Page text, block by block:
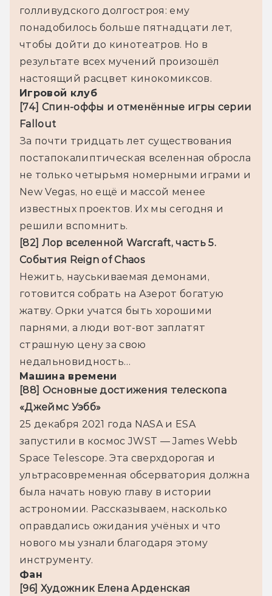
голливудского долгостроя: ему
понадобилось больше пятнадцати лет,
чтобы дойти до кинотеатров. Но в
результате всех мучений произошёл
настоящий расцвет кинокомиксов.
Игровой клуб
[74] Спин-оффы и отменённые игры серии
Fallout
За почти тридцать лет существования
постапокалиптическая вселенная обросла
не только четырьмя номерными играми и
New Vegas, но ещё и массой менее
известных проектов. Их мы сегодня и
решили вспомнить.
[82] Лор вселенной Warcraft, часть 5.
События Reign of Chaos
Нежить, науськиваемая демонами,
готовится собрать на Азерот богатую
жатву. Орки учатся быть хорошими
парнями, а люди вот-вот заплатят
страшную цену за свою
недальновидность…
Машина времени
[88] Основные достижения телескопа
«Джеймс Уэбб»
25 декабря 2021 года NASA и ESA
запустили в космос JWST — James Webb
Space Telescope. Эта сверхдорогая и
ультрасовременная обсерватория должна
была начать новую главу в истории
астрономии. Рассказываем, насколько
оправдались ожидания учёных и что
нового мы узнали благодаря этому
инструменту.
Фан
[96] Художник Елена Арденская